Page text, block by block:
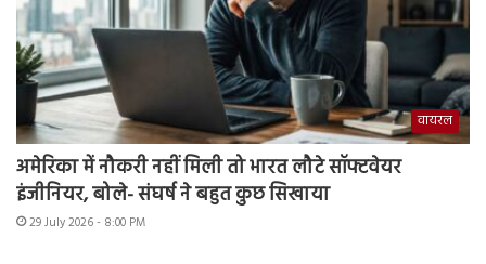
वायरल
अमेरिका में नौकरी नहीं मिली तो भारत लौटे सॉफ्टवेयर
इंजीनियर, बोले- संघर्ष ने बहुत कुछ सिखाया
29 July 2026 - 8:00 PM